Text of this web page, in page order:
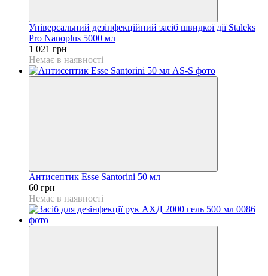
Універсальний дезінфекційний засіб швидкої дії Staleks
Pro Nanoplus 5000 мл
1 021 грн
Немає в наявності
Антисептик Esse Santorini 50 мл
60 грн
Немає в наявності